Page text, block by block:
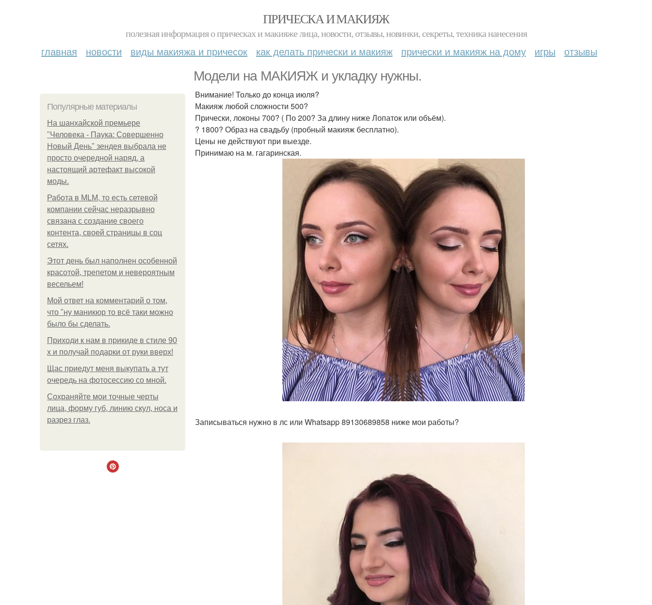
ПРИЧЕСКА И МАКИЯЖ
полезная информация о прическах и макияже лица, новости, отзывы, новинки, секреты, техника нанесения
главная новости виды макияжа и причесок как делать прически и макияж прически и макияж на дому игры отзывы
Модели на МАКИЯЖ и укладку нужны.
Популярные материалы
На шанхайской премьере
"Человека - Паука: Совершенно
Новый День" зендея выбрала не
просто очередной наряд, а
настоящий артефакт высокой
моды.
Работа в MLM, то есть сетевой
компании сейчас неразрывно
связана с создание своего
контента, своей страницы в соц
сетях.
Этот день был наполнен особенной
красотой, трепетом и невероятным
весельем!
Мой ответ на комментарий о том,
что "ну маникюр то всё таки можно
было бы сделать.
Приходи к нам в прикиде в стиле 90
х и получай подарки от руки вверх!
Щас приедут меня выкупать а тут
очередь на фотосессию со мной.
Сохраняйте мои точные черты
лица, форму губ, линию скул, носа и
разрез глаз.
Внимание! Только до конца июля?
Макияж любой сложности 500?
Прически, локоны 700? ( По 200? За длину ниже Лопаток или объём).
? 1800? Образ на свадьбу (пробный макияж бесплатно).
Цены не действуют при выезде.
Принимаю на м. гагаринская.
Записываться нужно в лс или Whatsapp 89130689858 ниже мои работы?